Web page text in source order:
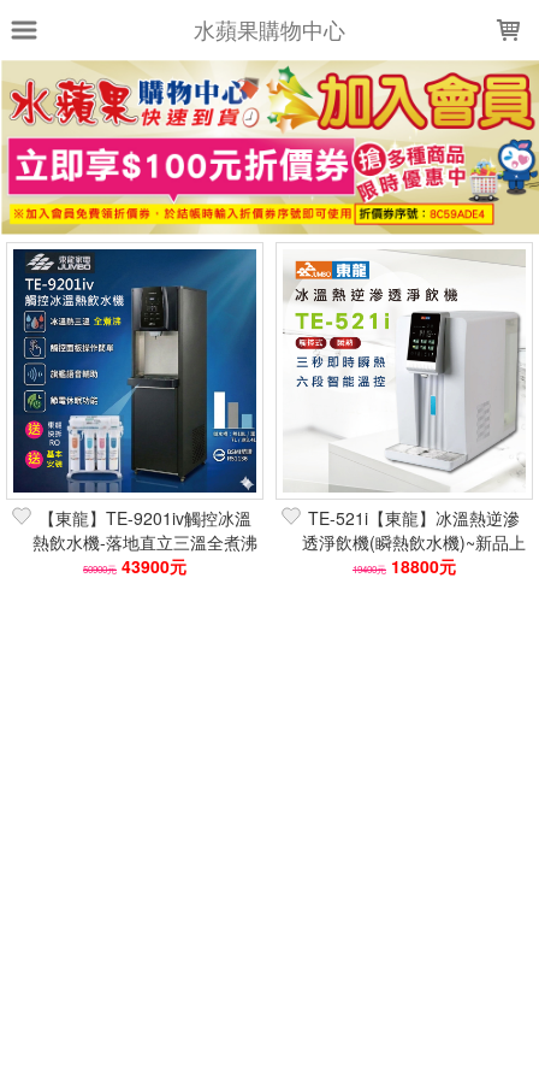
水蘋果購物中心
上架時間 銷售件數 銷售價格
樣式尺寸篩選
全部樣式
全部尺寸
【東龍】TE-9201iv觸控冰溫
熱飲水機-落地直立三溫全煮沸
(語音輔助/送快拆RO+基本安
50900元 43900元
TE-521i【東龍】冰溫熱逆滲
透淨飲機(瞬熱飲水機)~新品上
市★加贈蘋果幣
19400元 18800元